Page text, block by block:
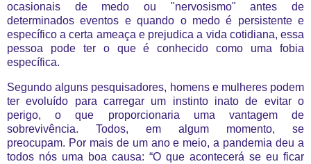
ocasionais de medo ou "nervosismo" antes de
determinados eventos e quando o medo é persistente e
específico a certa ameaça e prejudica a vida cotidiana, essa
pessoa pode ter o que é conhecido como uma fobia
específica.
Segundo alguns pesquisadores, homens e mulheres podem
ter evoluído para carregar um instinto inato de evitar o
perigo, o que proporcionaria uma vantagem de
sobrevivência. Todos, em algum momento, se
preocupam. Por mais de um ano e meio, a pandemia deu a
todos nós uma boa causa: “O que acontecerá se eu ficar